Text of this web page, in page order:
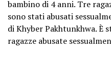
bambino di 4 anni. Tre
sono stati abusati
di Khyber Pakhtunkhwa. È
ragazze abusate